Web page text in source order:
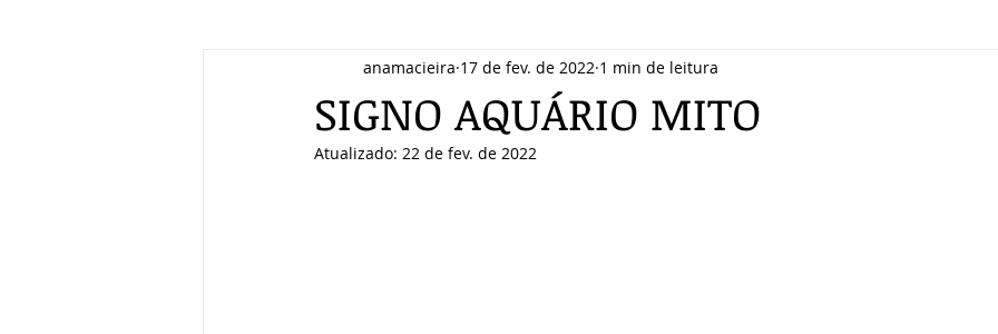
SIGNO AQUÁRIO MITO
anamacieira 17 de fev. de 2022 1 min de leitura
Atualizado: 22 de fev. de 2022